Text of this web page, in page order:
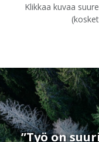
Klikkaa kuvaa
”Työ on